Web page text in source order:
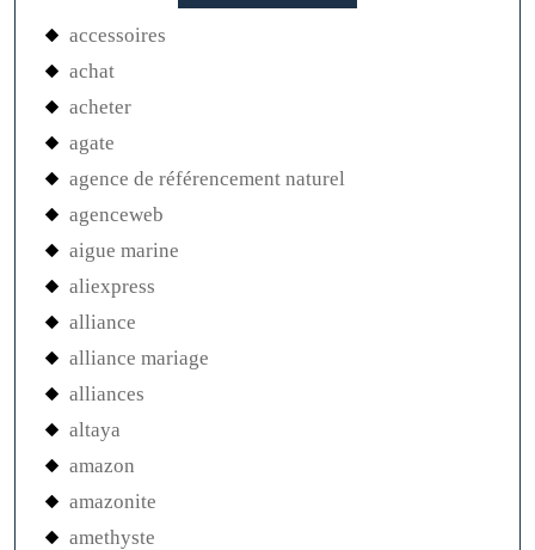
accessoires
achat
acheter
agate
agence de référencement naturel
agenceweb
aigue marine
aliexpress
alliance
alliance mariage
alliances
altaya
amazon
amazonite
amethyste